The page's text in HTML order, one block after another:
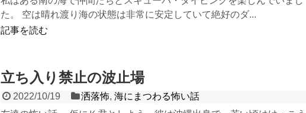
た。 空は晴れ渡り海の状態は非常に安定していて絶好のダ...
記事を読む
立ち入り禁止の波止場
2022/10/19 洒落怖,海にまつわる怖い話